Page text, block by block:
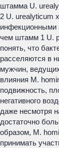
штамма U.
2 U. urealyticum
инфекционными
чем штамм 1 U.
понять, что
расселяются в
мужчин,
влияния M.
подвижность,
негативного
даже несмотря
достаточно
образом, M.
принимать